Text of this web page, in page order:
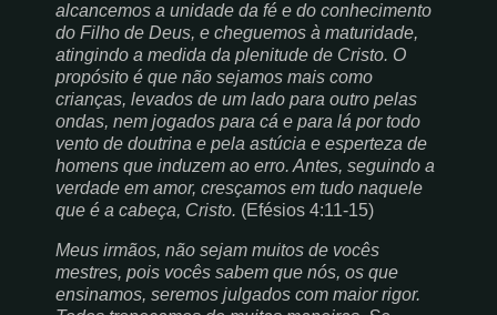
alcancemos a unidade da fé e do conhecimento
do Filho de Deus, e cheguemos à maturidade,
atingindo a medida da plenitude de Cristo. O
propósito é que não sejamos mais como
crianças, levados de um lado para outro pelas
ondas, nem jogados para cá e para lá por todo
vento de doutrina e pela astúcia e esperteza de
homens que induzem ao erro. Antes, seguindo a
verdade em amor, cresçamos em tudo naquele
que é a cabeça, Cristo. (Efésios 4:11-15)
Meus irmãos, não sejam muitos de vocês
mestres, pois vocês sabem que nós, os que
ensinamos, seremos julgados com maior rigor.